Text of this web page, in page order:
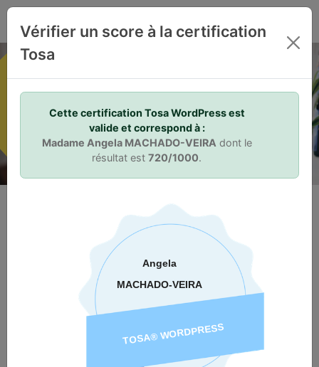
FR
Vos compétences. Votre différence.
Pourquoi se certifier ?
Pour valoriser vos compétences
Parce qu’il est primordial de se différencier sur le marché du
travail, les certifications Tosa vous permettent de mesurer et
d’attester de vos compétences bureautiques, digitales ou de
programmation. Elles délivrent un score sur 1000 à apposer
sur votre CV ou vos réseaux sociaux professionnels.
89% de nos certifiés affirment que le Tosa leur a permis de
Vérifier un score à la certification
Tosa
Cette certification Tosa WordPress est
valide et correspond à :
Madame Angela MACHADO-VEIRA dont le
résultat est 720/1000.